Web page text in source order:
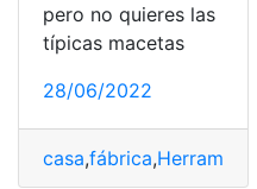
pero no quieres las
típicas macetas
28/06/2022
casa,fábrica,Herramienta